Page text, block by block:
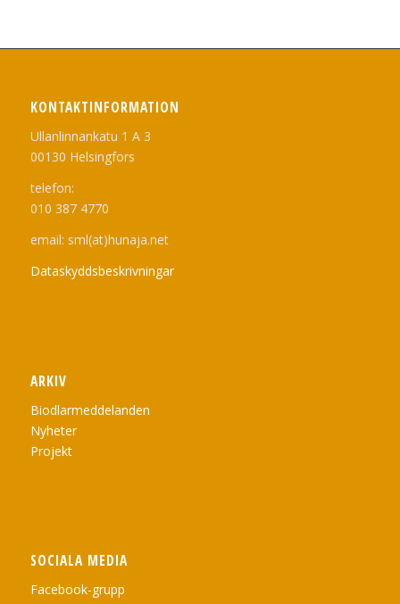
KONTAKTINFORMATION
Ullanlinnankatu 1 A 3
00130 Helsingfors
telefon:
010 387 4770
email: sml(at)hunaja.net
Dataskyddsbeskrivningar
ARKIV
Biodlarmeddelanden
Nyheter
Projekt
SOCIALA MEDIA
Facebook-grupp